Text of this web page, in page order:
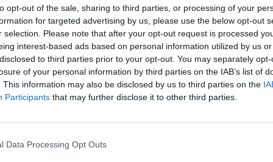
opt-out of the sale, sharing to third parties, or processing of your
for targeted advertising by us, please use the below opt-out
selection. Please note that after your opt-out request is processed
interest-based ads based on personal information utilized by us
to third parties prior to your opt-out. You may separately
of your personal information by third parties on the IAB’s list of
This information may also be disclosed by us to third parties on the
Participants that may further disclose it to other third parties.
Data Processing Opt Outs
I bianconeri con i tre punti
la Juventus capolista. Per la
in campo Bizzarri tra i pali, Diakitè,
in difesa. Centrocampo a cinque con
Ledesma e Lulic. In attacco Klose
3-5-1-1 dell'Udinese è formato da
in porta, Benatia, Danilo e Ferronetti in
Isla, Pinzi, Asamoah e Pasquale i
In attacco Torje alle spalle di Floro
Flores arriva puntuale
Rudy Giuliani a Come States?